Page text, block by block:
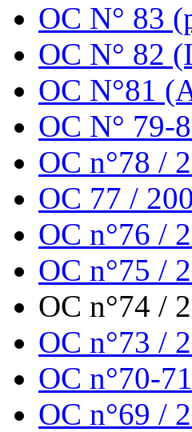
OC N° 83
OC N° 82
OC N°81
OC N° 79-
OC n°78 /
OC 77 /
OC n°76 /
OC n°75 /
OC n°74 /
OC n°73 /
OC n°70-
OC n°69 /